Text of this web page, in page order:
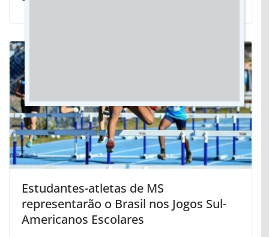
Estudantes-atletas de MS
representarão o Brasil nos Jogos Sul-
Americanos Escolares